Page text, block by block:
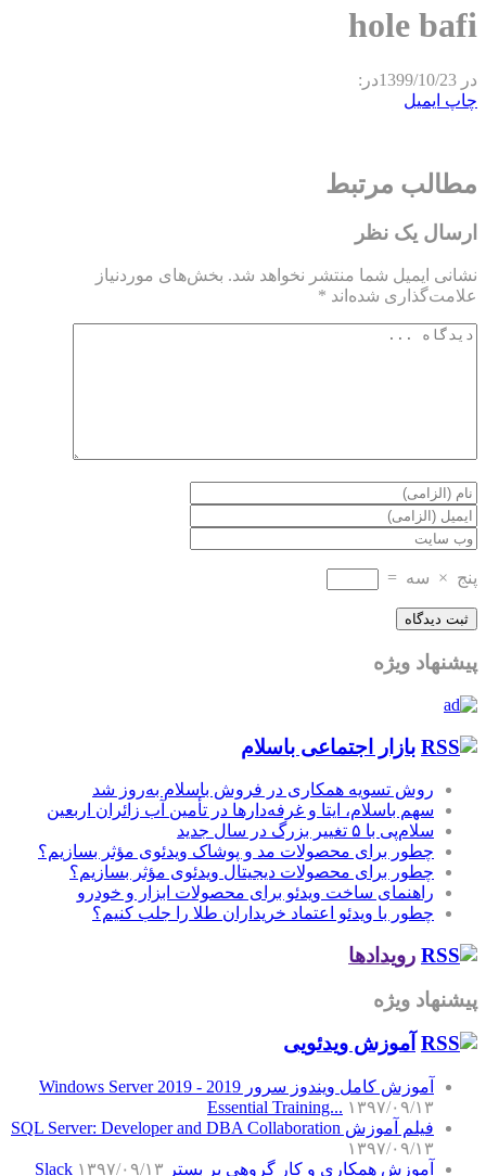
hole bafi
در 1399/10/23در:
چاپ ایمیل
مطالب مرتبط
ارسال یک نظر
نشانی ایمیل شما منتشر نخواهد شد. بخش‌های موردنیاز
علامت‌گذاری شده‌اند *
پنج × سه =
پیشنهاد ویژه
بازار اجتماعی باسلام
روش تسویه همکاری در فروش باسلام به‌روز شد
سهم باسلام، ایتا و غرفه‌دارها در تأمین آب زائران اربعین
سلام‌پی با ۵ تغییر بزرگ در سال جدید
چطور برای محصولات مد و پوشاک ویدئوی مؤثر بسازیم؟
چطور برای محصولات دیجیتال ویدئوی مؤثر بسازیم؟
راهنمای ساخت ویدئو برای محصولات ابزار و خودرو
چطور با ویدئو اعتماد خریداران طلا را جلب کنیم؟
رویدادها
پیشنهاد ویژه
آموزش‌ ویدئویی
آموزش کامل ویندوز سرور 2019 - Windows Server 2019
Essential Training... ۱۳۹۷/۰۹/۱۳
فیلم آموزش SQL Server: Developer and DBA Collaboration
۱۳۹۷/۰۹/۱۳
آموزش همکاری و کار گروهی بر بستر Slack ۱۳۹۷/۰۹/۱۳